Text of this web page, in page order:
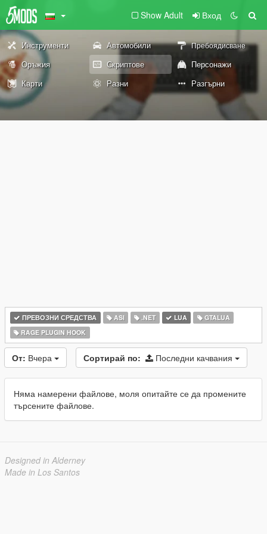
Show Adult Вход
Инструменти Автомобили Пребоядисване
Оръжия Скриптове
Персонажи
Карти
Разни Разгърни
ПРЕВОЗНИ СРЕДСТВА ASI .NET LUA
GTALUA
RAGE PLUGIN HOOK
От: Вчера Сортирай по: Последни качвания
Няма намерени файлове, моля опитайте се да промените
търсените файлове.
Designed in Alderney
Made in Los Santos